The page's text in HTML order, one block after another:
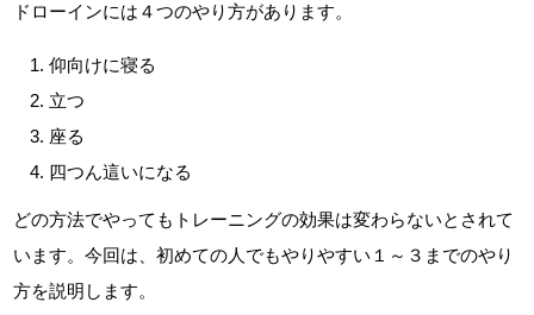
ドローインには４つのやり方があります。
仰向けに寝る
立つ
座る
四つん這いになる
どの方法でやってもトレーニングの効果は変わらないとされて
います。今回は、初めての人でもやりやすい１～３までのやり
方を説明します。